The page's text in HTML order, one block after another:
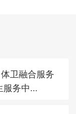
卫融合服务
服务中...